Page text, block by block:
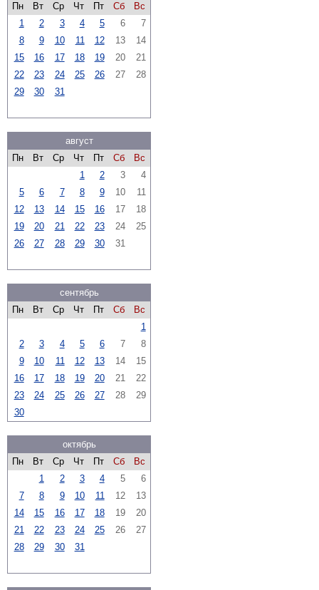
Пн
Вт Ср Чт Пт Сб
Вс
1
2 3 4 5 6
7
8
9 10 11 12 13
14
15
16 17 18 19 20
21
22
23 24 25 26 27
28
29
30 31
август
Пн
Вт Ср Чт Пт Сб
Вс
1
2 3
4
5
6 7 8 9 10
11
12
13 14 15 16 17
18
19
20 21 22 23 24
25
26
27 28 29 30 31
сентябрь
Пн
Вт Ср Чт Пт Сб
Вс
1
2
3 4 5 6 7
8
9
10 11 12 13 14
15
16
17 18 19 20 21
22
23
24 25 26 27 28
29
30
октябрь
Пн
Вт Ср Чт Пт Сб
Вс
1
2 3 4 5
6
7
8 9 10 11 12
13
14
15 16 17 18 19
20
21
22 23 24 25 26
27
28
29 30 31